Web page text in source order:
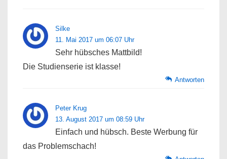
Silke
11. Mai 2017 um 06:07 Uhr
Sehr hübsches Mattbild!
Die Studienserie ist klasse!
Antworten
Peter Krug
13. August 2017 um 08:59 Uhr
Einfach und hübsch. Beste Werbung für
das Problemschach!